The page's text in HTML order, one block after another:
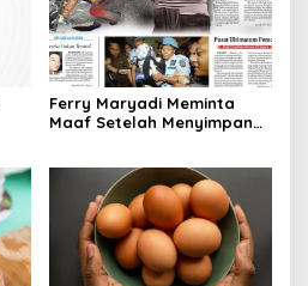
Ferry Maryadi Meminta
Maaf Setelah Menyimpan